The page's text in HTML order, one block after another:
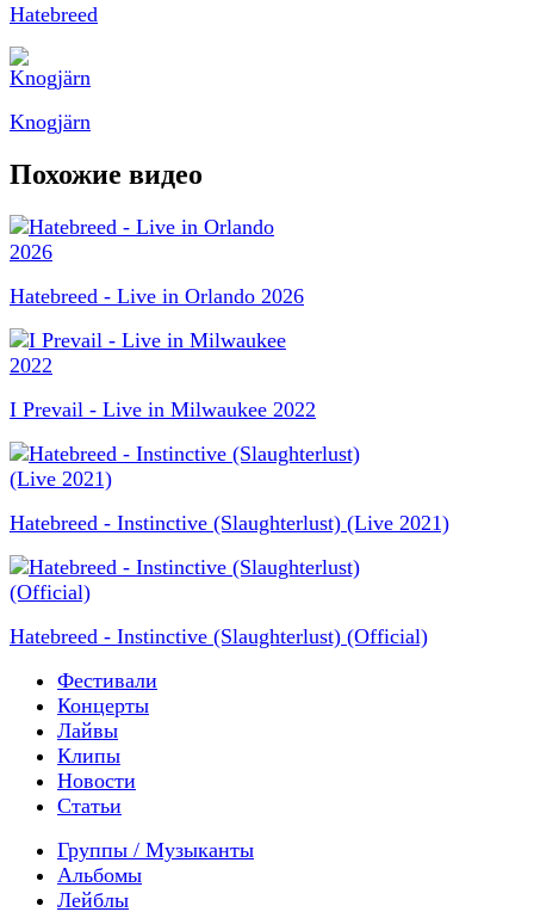
Hatebreed
Knogjärn
Похожие видео
Hatebreed - Live in Orlando 2026
I Prevail - Live in Milwaukee 2022
Hatebreed - Instinctive (Slaughterlust) (Live 2021)
Hatebreed - Instinctive (Slaughterlust) (Official)
Фестивали
Концерты
Лайвы
Клипы
Новости
Статьи
Группы / Музыканты
Альбомы
Лейблы